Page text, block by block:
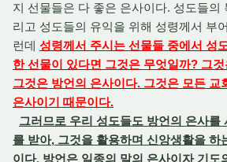
지 선물들은 다 좋은 은사이다. 성도들의
리고 성도들의 유익을 위해 성령께서 부
런데 성령께서 주시는 선물들 중에서 성
한 선물이 있다면 그것은 무엇일까? 그
그것은 방언의 은사이다. 그것은 모든 교
은사이기 때문이다.
그러므로 우리 성도들도 방언의 은사를
를 받아, 그것을 활용하며 신앙생활을 하
이다. 방언은 일종의 말의 은사이자 기도